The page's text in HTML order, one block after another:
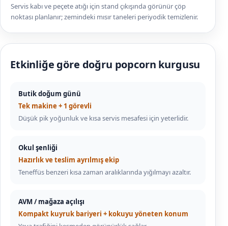
Servis kabı ve peçete atığı için stand çıkışında görünür çöp
noktası planlanır; zemindeki mısır taneleri periyodik temizlenir.
Etkinliğe göre doğru popcorn kurgusu
Butik doğum günü
Tek makine + 1 görevli
Düşük pik yoğunluk ve kısa servis mesafesi için yeterlidir.
Okul şenliği
Hazırlık ve teslim ayrılmış ekip
Teneffüs benzeri kısa zaman aralıklarında yığılmayı azaltır.
AVM / mağaza açılışı
Kompakt kuyruk bariyeri + kokuyu yöneten konum